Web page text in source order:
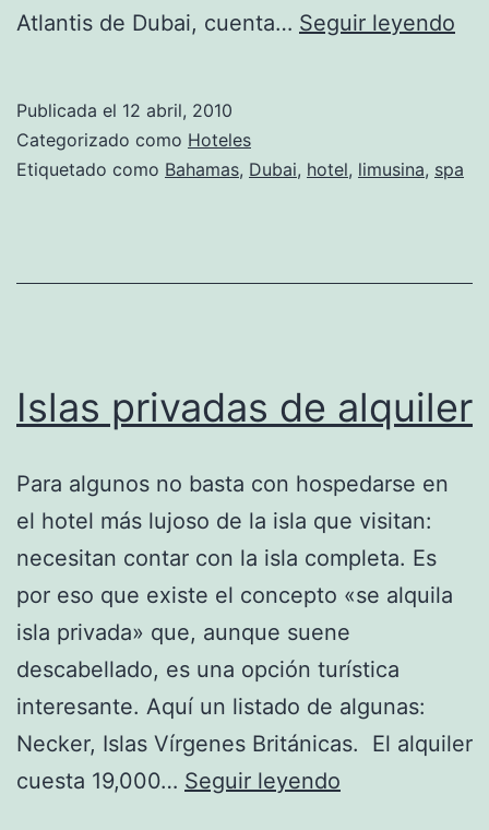
Atlantis de Dubai, cuenta… Seguir leyendo
un
en
Publicada el 12 abril, 2010
Categorizado como Hoteles
Etiquetado como Bahamas, Dubai, hotel, limusina, spa
Islas privadas de alquiler
Para algunos no basta con hospedarse en
el hotel más lujoso de la isla que visitan:
necesitan contar con la isla completa. Es
por eso que existe el concepto «se alquila
isla privada» que, aunque suene
descabellado, es una opción turística
interesante. Aquí un listado de algunas:
Necker, Islas Vírgenes Británicas. El alquiler
cuesta 19,000… Seguir leyendo